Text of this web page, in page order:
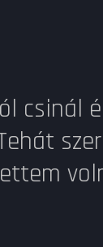
csinál